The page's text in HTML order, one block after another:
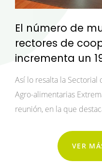
El número de
rectores de
incrementa un
Así lo resalta la
Agro-alimentarias
reunión, en la que
VER